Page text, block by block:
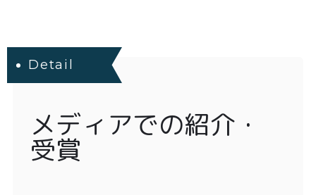
Detail
メディアでの紹介・
受賞